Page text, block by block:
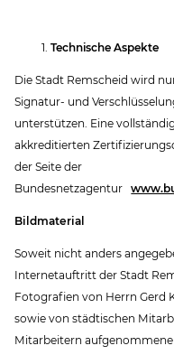
Technische Aspekte
Die Stadt Remscheid wird
Signatur- und
unterstützen. Eine
akkreditierten
der Seite der
Bundesnetzagentur
Bildmaterial
Soweit nicht anders
Internetauftritt der Stadt
Fotografien von Herrn Gerd
sowie von städtischen
Mitarbeitern